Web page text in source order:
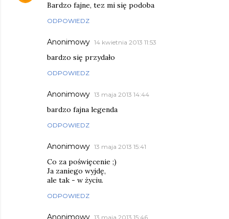
Bardzo fajne, tez mi się podoba
ODPOWIEDZ
Anonimowy 14 kwietnia 2013 11:53
bardzo się przydało
ODPOWIEDZ
Anonimowy 13 maja 2013 14:44
bardzo fajna legenda
ODPOWIEDZ
Anonimowy 13 maja 2013 15:41
Co za poświęcenie ;)
Ja zaniego wyjdę,
ale tak - w życiu.
ODPOWIEDZ
Anonimowy 13 maja 2013 15:46